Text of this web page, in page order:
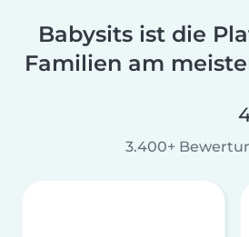
Babysits ist die
Familien am
3.400+